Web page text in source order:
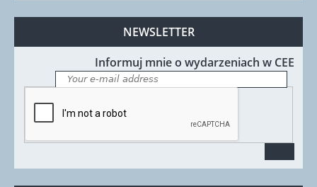
NEWSLETTER
Informuj mnie o wydarzeniach w CEE